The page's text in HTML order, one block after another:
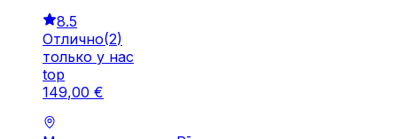
8.5
Отлично(2)
только у нас
top
149,00 €